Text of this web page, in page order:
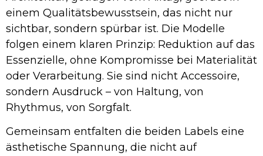
einem Qualitätsbewusstsein, das nicht nur
sichtbar, sondern spürbar ist. Die Modelle
folgen einem klaren Prinzip: Reduktion auf das
Essenzielle, ohne Kompromisse bei Materialität
oder Verarbeitung. Sie sind nicht Accessoire,
sondern Ausdruck – von Haltung, von
Rhythmus, von Sorgfalt.
Gemeinsam entfalten die beiden Labels eine
ästhetische Spannung, die nicht auf